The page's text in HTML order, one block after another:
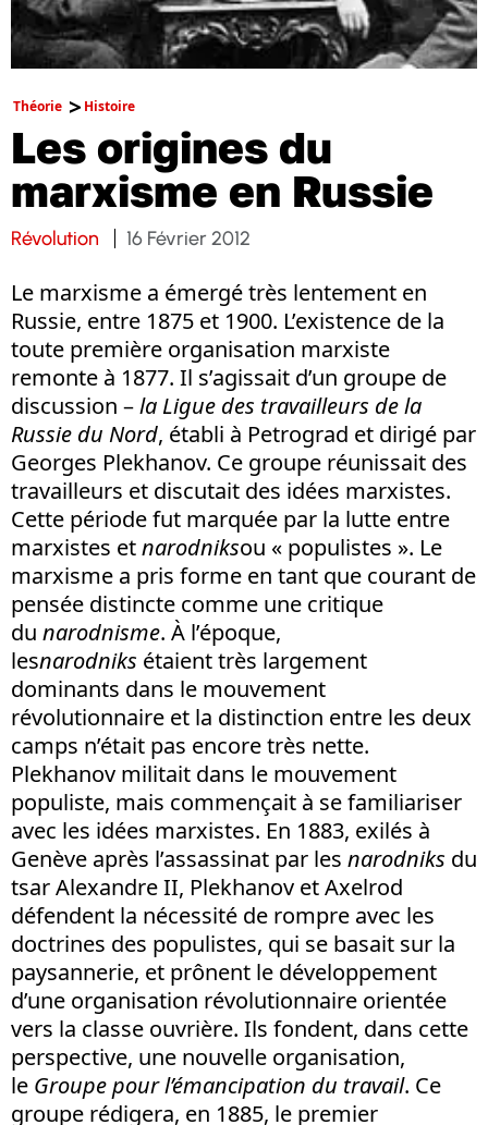
Théorie Histoire
Les origines du
marxisme en Russie
Révolution 16 Février 2012
Le marxisme a émergé très lentement en
Russie, entre 1875 et 1900. L’existence de la
toute première organisation marxiste
remonte à 1877. Il s’agissait d’un groupe de
discussion –la Ligue des travailleurs de la
Russie du Nord, établi à Petrograd et dirigé par
Georges Plekhanov. Ce groupe réunissait des
travailleurs et discutait des idées marxistes.
Cette période fut marquée par la lutte entre
marxistes etnarodniksou « populistes ». Le
marxisme a pris forme en tant que courant de
pensée distincte comme une critique
du narodnisme. À l’époque,
lesnarodniks étaient très largement
dominants dans le mouvement
révolutionnaire et la distinction entre les deux
camps n’était pas encore très nette.
Plekhanov militait dans le mouvement
populiste, mais commençait à se familiariser
avec les idées marxistes. En 1883, exilés à
Genève après l’assassinat par les narodniks du
tsar Alexandre II, Plekhanov et Axelrod
défendent la nécessité de rompre avec les
doctrines des populistes, qui se basait sur la
paysannerie, et prônent le développement
d’une organisation révolutionnaire orientée
vers la classe ouvrière. Ils fondent, dans cette
perspective, une nouvelle organisation,
le Groupe pour l’émancipation du travail. Ce
groupe rédigera, en 1885, le premier